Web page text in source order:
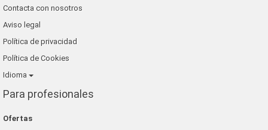
Contacta con nosotros
Aviso legal
Política de privacidad
Política de Cookies
Idioma
Para profesionales
Ofertas